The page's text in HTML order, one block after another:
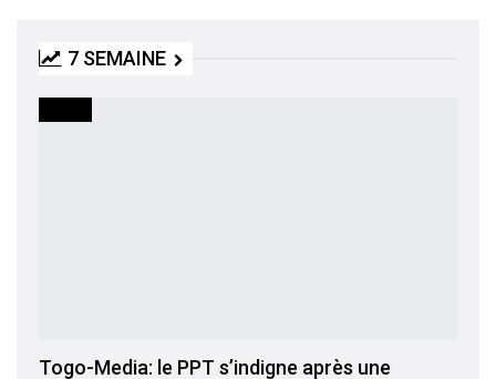
7 SEMAINE
Togo-Media: le PPT s’indigne après une